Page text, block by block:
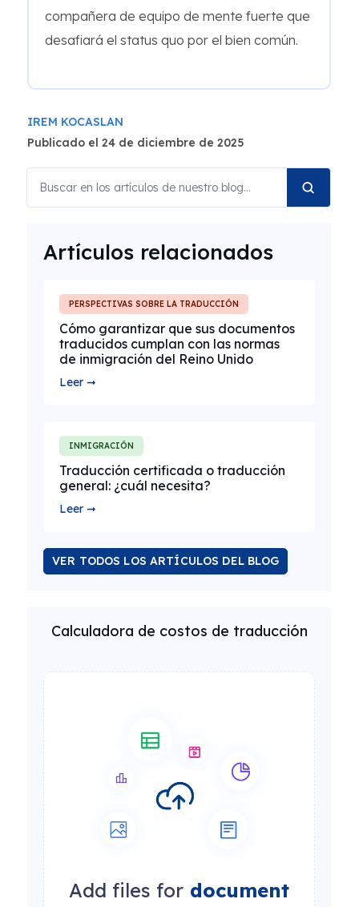
compañera de equipo de mente fuerte que
desafiará el status quo por el bien común.
IREM KOCASLAN
Publicado el 24 de diciembre de 2025
Artículos relacionados
PERSPECTIVAS SOBRE LA TRADUCCIÓN
Cómo garantizar que sus documentos
traducidos cumplan con las normas
de inmigración del Reino Unido
Leer ➞
INMIGRACIÓN
Traducción certificada o traducción
general: ¿cuál necesita?
Leer ➞
VER TODOS LOS ARTÍCULOS DEL BLOG
Calculadora de costos de traducción
Add files for document